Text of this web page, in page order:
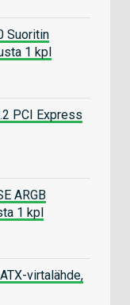
Suoritin
1 kpl
PCI Express
ARGB
1 kpl
virtalähde,